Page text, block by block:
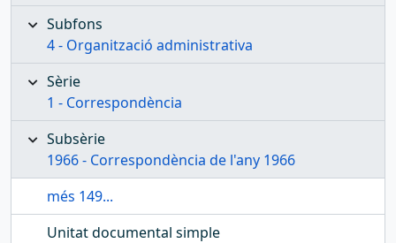
Subfons
4 - Organització administrativa
Sèrie
1 - Correspondència
Subsèrie
1966 - Correspondència de l'any 1966
més 149...
Unitat documental simple